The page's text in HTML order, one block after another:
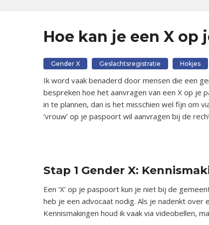
Hoe kan je een X op
Gender X Geslachtsregistratie Hokjes
Ik word vaak benaderd door mensen die een
bespreken hoe het aanvragen van een X op je
in te plannen, dan is het misschien wel fijn om
‘vrouw’ op je paspoort wil aanvragen bij de
Stap 1 Gender X:
Een ‘X’ op je paspoort kun je niet bij de
heb je een advocaat nodig. Als je nadenkt over
Kennismakingen houd ik vaak via videobellen,